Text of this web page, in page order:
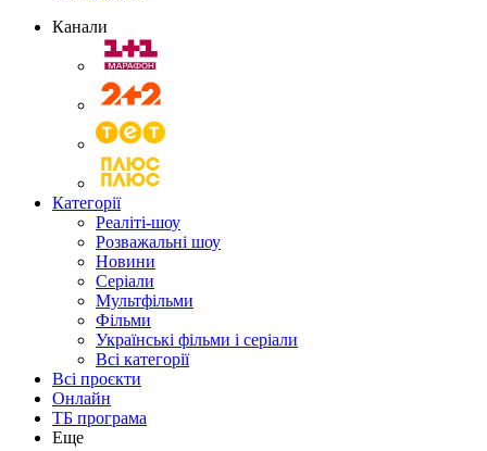
Канали
Категорії
Реаліті-шоу
Розважальні шоу
Новини
Серіали
Мультфільми
Фільми
Українські фільми і серіали
Всі категорії
Всі проєкти
Онлайн
ТБ програма
Еще